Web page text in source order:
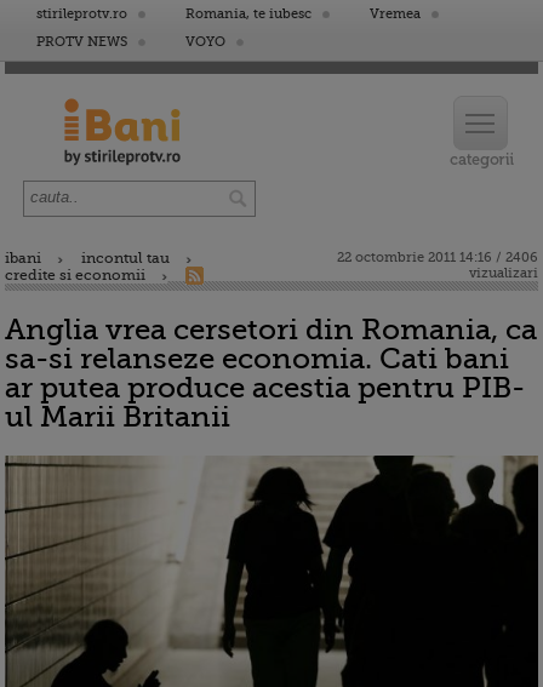
stirileprotv.ro Romania, te iubesc
Vremea
PROTV NEWS
VOYO
ibani
incontul tau
credite si economii
22 octombrie 2011 14:16 / 2406
vizualizari
Anglia vrea cersetori din Romania, ca
sa-si relanseze economia. Cati bani
ar putea produce acestia pentru PIB-
ul Marii Britanii